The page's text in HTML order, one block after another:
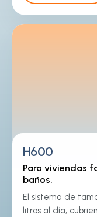
H600
Para viviendas
baños.
El sistema de
litros al día,